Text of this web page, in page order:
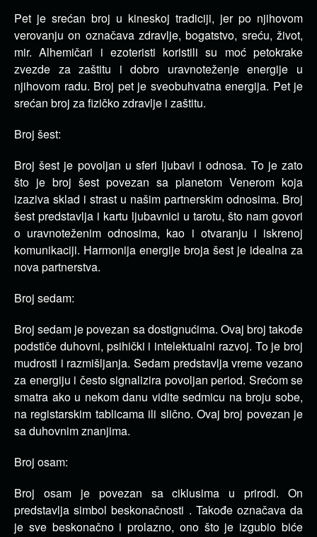
Pet je srećan broj u kineskoj tradiciji, jer po njihovom
verovanju on označava zdravlje, bogatstvo, sreću, život,
mir. Alhemičari i ezoteristi koristili su moć petokrake
zvezde za zaštitu i dobro uravnoteženje energije u
njihovom radu. Broj pet je sveobuhvatna energija. Pet je
srećan broj za fizičko zdravlje i zaštitu.
Broj šest:
Broj šest je povoljan u sferi ljubavi i odnosa. To je zato
što je broj šest povezan sa planetom Venerom koja
izaziva sklad i strast u našim partnerskim odnosima. Broj
šest predstavlja i kartu ljubavnici u tarotu, što nam govori
o uravnoteženim odnosima, kao i otvaranju i iskrenoj
komunikaciji. Harmonija energije broja šest je idealna za
nova partnerstva.
Broj sedam:
Broj sedam je povezan sa dostignućima. Ovaj broj takođe
podstiče duhovni, psihički i intelektualni razvoj. To je broj
mudrosti i razmišljanja. Sedam predstavlja vreme vezano
za energiju i često signalizira povoljan period. Srećom se
smatra ako u nekom danu vidite sedmicu na broju sobe,
na registarskim tablicama ili slično. Ovaj broj povezan je
sa duhovnim znanjima.
Broj osam:
Broj osam je povezan sa ciklusima u prirodi. On
predstavlja simbol beskonačnosti . Takođe označava da
je sve beskonačno i prolazno, ono što je izgubio biće